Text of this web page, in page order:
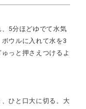
5分ほどゆでて水気
ウルに入れて水を3
っと押さえつけるよ
ひと口大に切る。大